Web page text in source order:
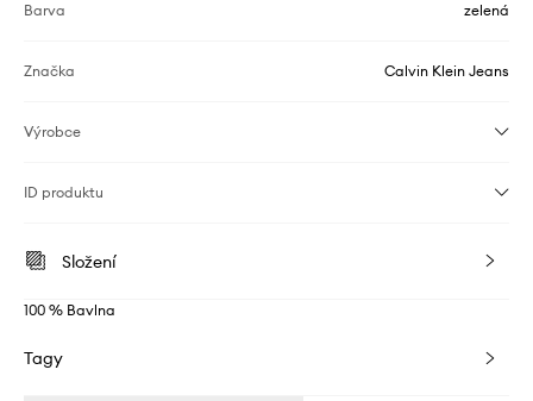
Barva zelená
Značka Calvin Klein Jeans
Výrobce
ID produktu
Složení
100 % Bavlna
Tagy